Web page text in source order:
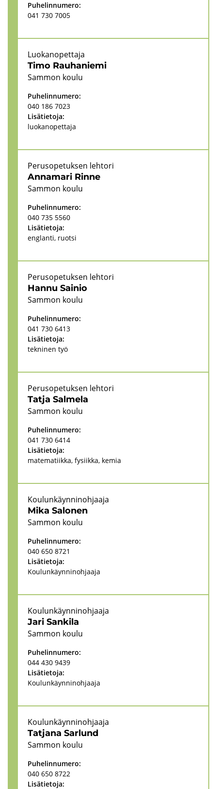
Pu­he­lin­nu­me­ro:
041 730 7005
Timo Rau­ha­nie­mi
Luo­kan­opet­ta­ja
Sam­mon koulu
Pu­he­lin­nu­me­ro:
040 186 7023
Li­sä­tie­to­ja:
luo­kan­opet­ta­ja
An­na­ma­ri Rinne
Pe­rus­o­pe­tuk­sen leh­to­ri
Sam­mon koulu
Pu­he­lin­nu­me­ro:
040 735 5560
Li­sä­tie­to­ja:
englan­ti, ruot­si
Hannu Sai­nio
Pe­rus­o­pe­tuk­sen leh­to­ri
Sam­mon koulu
Pu­he­lin­nu­me­ro:
041 730 6413
Li­sä­tie­to­ja:
tek­ni­nen työ
Tatja Sal­me­la
Pe­rus­o­pe­tuk­sen leh­to­ri
Sam­mon koulu
Pu­he­lin­nu­me­ro:
041 730 6414
Li­sä­tie­to­ja:
ma­te­ma­tiik­ka, fy­siik­ka, kemia
Mika Sa­lo­nen
Kou­lun­käyn­ni­noh­jaa­ja
Sam­mon koulu
Pu­he­lin­nu­me­ro:
040 650 8721
Li­sä­tie­to­ja:
Kou­lun­käyn­ni­noh­jaa­ja
Jari San­ki­la
Kou­lun­käyn­ni­noh­jaa­ja
Sam­mon koulu
Pu­he­lin­nu­me­ro:
044 430 9439
Li­sä­tie­to­ja:
Kou­lun­käyn­ni­noh­jaa­ja
Tat­ja­na Sar­lund
Kou­lun­käyn­ni­noh­jaa­ja
Sam­mon koulu
Pu­he­lin­nu­me­ro:
040 650 8722
Li­sä­tie­to­ja: